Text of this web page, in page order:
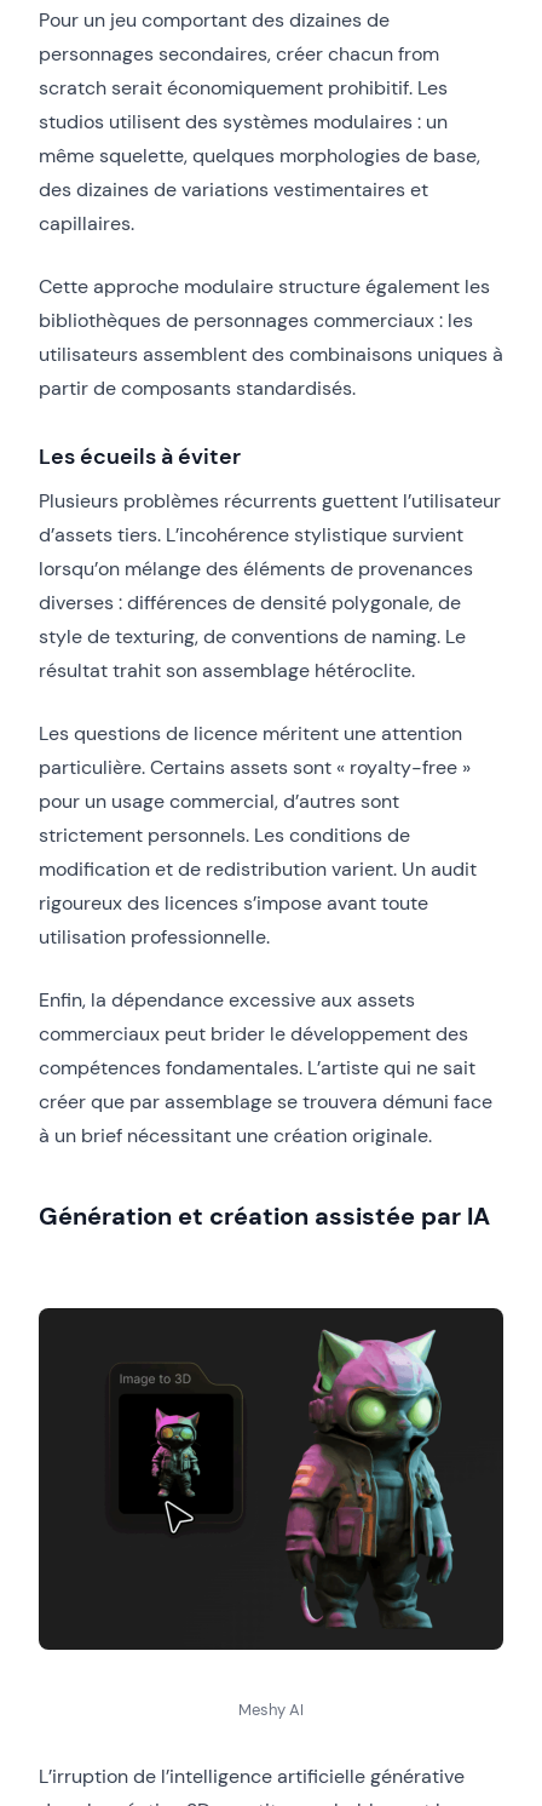
Pour un jeu comportant des dizaines de
personnages secondaires, créer chacun from
scratch serait économiquement prohibitif. Les
studios utilisent des systèmes modulaires : un
même squelette, quelques morphologies de base,
des dizaines de variations vestimentaires et
capillaires.
Cette approche modulaire structure également les
bibliothèques de personnages commerciaux : les
utilisateurs assemblent des combinaisons uniques à
partir de composants standardisés.
Les écueils à éviter
Plusieurs problèmes récurrents guettent l’utilisateur
d’assets tiers. L’incohérence stylistique survient
lorsqu’on mélange des éléments de provenances
diverses : différences de densité polygonale, de
style de texturing, de conventions de naming. Le
résultat trahit son assemblage hétéroclite.
Les questions de licence méritent une attention
particulière. Certains assets sont « royalty-free »
pour un usage commercial, d’autres sont
strictement personnels. Les conditions de
modification et de redistribution varient. Un audit
rigoureux des licences s’impose avant toute
utilisation professionnelle.
Enfin, la dépendance excessive aux assets
commerciaux peut brider le développement des
compétences fondamentales. L’artiste qui ne sait
créer que par assemblage se trouvera démuni face
à un brief nécessitant une création originale.
Génération et création assistée par IA
Meshy AI
L’irruption de l’intelligence artificielle générative